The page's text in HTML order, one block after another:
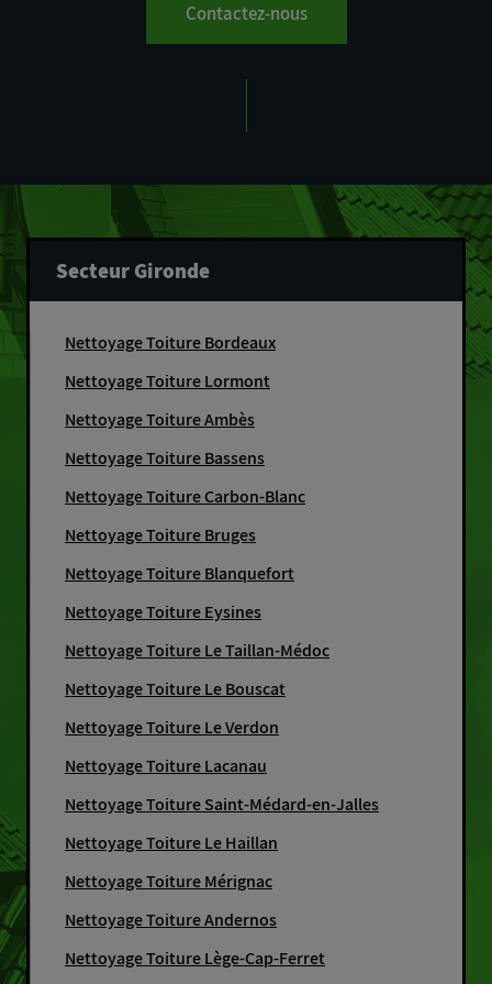
Contactez-nous
Secteur Gironde
Nettoyage Toiture Bordeaux
Nettoyage Toiture Lormont
Nettoyage Toiture Ambès
Nettoyage Toiture Bassens
Nettoyage Toiture Carbon-Blanc
Nettoyage Toiture Bruges
Nettoyage Toiture Blanquefort
Nettoyage Toiture Eysines
Nettoyage Toiture Le Taillan-Médoc
Nettoyage Toiture Le Bouscat
Nettoyage Toiture Le Verdon
Nettoyage Toiture Lacanau
Nettoyage Toiture Saint-Médard-en-Jalles
Nettoyage Toiture Le Haillan
Nettoyage Toiture Mérignac
Nettoyage Toiture Andernos
Nettoyage Toiture Lège-Cap-Ferret